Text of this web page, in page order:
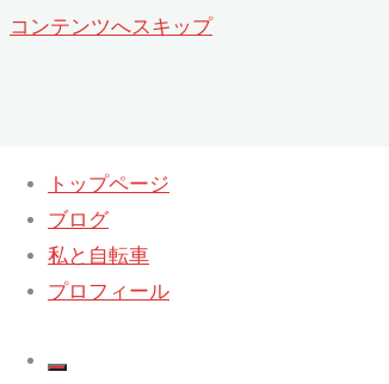
コンテンツへスキップ
トップページ
ブログ
私と自転車
プロフィール
タグ:Kalevala CAL
ホーム タグ付けされた記事 "Kalevala CAL"